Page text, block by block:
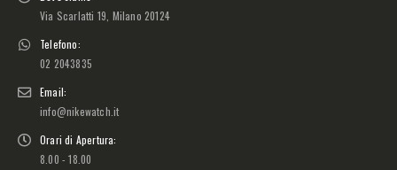
Via Scarlatti 19, Milano 20124
Telefono:
02 2043835
Email:
info@nikewatch.it
Orari di Apertura:
8.00 - 18.00